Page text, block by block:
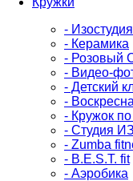
- Изостудия
- Керамика
- Розовый
- Видео-
- Детский
-
- Кружок
- Студия
- Zumba
- B.E.S.T. fit
- Аэробика